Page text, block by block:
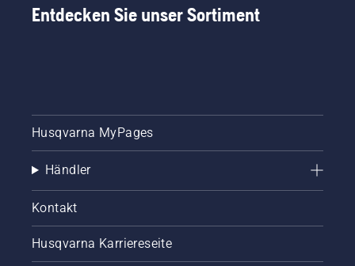
Entdecken Sie unser Sortiment
Husqvarna MyPages
Händler
Kontakt
Husqvarna Karriereseite